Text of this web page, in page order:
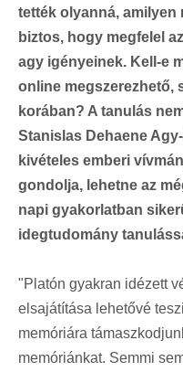
tették olyanná, amilyen
biztos, hogy megfelel
agy igényeinek. Kell-e
online megszerezhető,
korában? A tanulás
Stanislas Dehaene
kivételes emberi
gondolja, lehetne az
napi gyakorlatban
idegtudomány
"Platón gyakran idézett
elsajátítása lehetővé
memóriára
memóriánkat. Semmi